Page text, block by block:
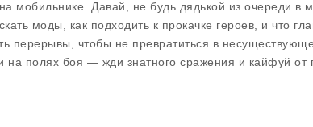
мобильнике. Давай, не будь дядькой из очереди в
моды, как подходить к прокачке героев, и что
перерывы, чтобы не превратиться в
на полях боя — жди знатного сражения и кайфуй от